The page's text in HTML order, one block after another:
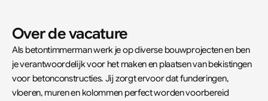
Over de vacature
Als betontimmerman werk je op diverse bouwprojecten en ben
je verantwoordelijk voor het maken en plaatsen van bekistingen
voor betonconstructies. Jij zorgt ervoor dat funderingen,
vloeren, muren en kolommen perfect worden voorbereid